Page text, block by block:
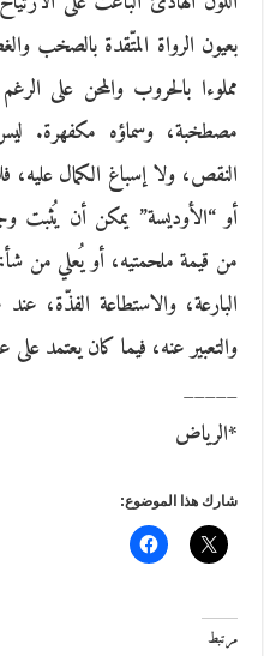
بعيون الرواة المتّقدة بالصخب
مملوءا بالحروب والمحن على
مصطخبة، وسماؤه مكفهرة.
النقص، ولا إسباغ الكمال عليه،
أو “الأوديسة” يمكن أن يُثبت
من قيمة ملحمتيه، أو يُعلي من
البارعة، والاستطاعة الفذّة،
والتعبير عنه، فيما كان يعتمد
_____
*الرياض
شارك هذا الموضوع:
مرتبط